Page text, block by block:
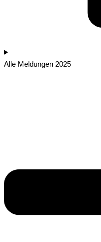
Alle Meldungen 2025